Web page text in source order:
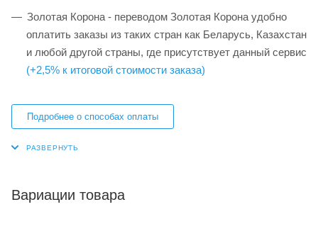
Золотая Корона - переводом Золотая Корона удобно
оплатить заказы из таких стран как Беларусь, Казахстан
и любой другой страны, где присутствует данный сервис
(+2,5% к итоговой стоимости заказа)
Подробнее о способах оплаты
Вариации товара